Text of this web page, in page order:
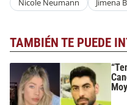
Nicole Neumann Jimena
TAMBIÉN TE PUEDE